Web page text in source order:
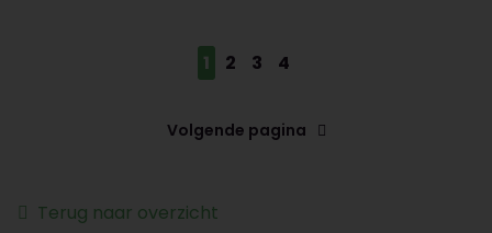
1 2 3 4
Volgende pagina
Terug naar overzicht